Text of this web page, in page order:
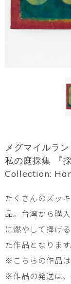
メグマイルラ
私の庭採集 『
Collection:
たくさんのズッ
品。台湾から購
に燃やして捧げ
た作品となります
※こちらの作品は
※作品の発送は